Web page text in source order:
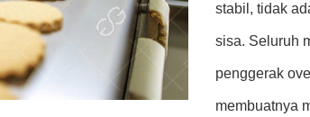
stabil, tidak
sisa. Seluruh
penggerak
membuatnya